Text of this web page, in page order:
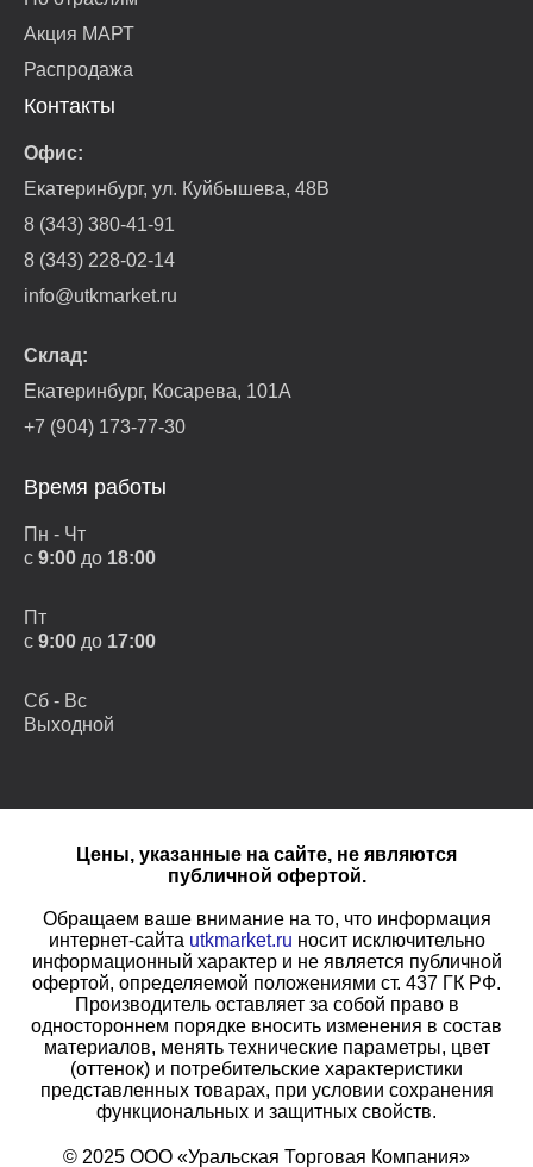
Акция МАРТ
Распродажа
Контакты
Офис:
Екатеринбург, ул. Куйбышева, 48В
8 (343) 380-41-91
8 (343) 228-02-14
info@utkmarket.ru
Склад:
Екатеринбург, Косарева, 101А
+7 (904) 173-77-30
Время работы
Пн - Чт
с 9:00 до 18:00
Пт
с 9:00 до 17:00
Сб - Вс
Выходной
© 2025 ООО «Уральская Торговая Компания»
Цены, указанные на сайте, не являются
публичной офертой.
Обращаем ваше внимание на то, что информация
интернет-сайта utkmarket.ru носит исключительно
информационный характер и не является публичной
офертой, определяемой положениями ст. 437 ГК РФ.
Производитель оставляет за собой право в
одностороннем порядке вносить изменения в состав
материалов, менять технические параметры, цвет
(оттенок) и потребительские характеристики
представленных товарах, при условии сохранения
функциональных и защитных свойств.